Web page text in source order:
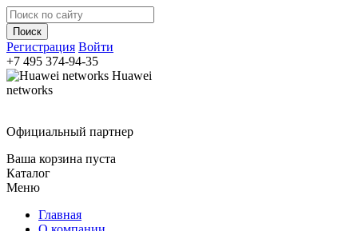
Регистрация Войти
+7 495 374-94-35
Huawei
networks
Официальный партнер
Ваша корзина пуста
Каталог
Меню
Главная